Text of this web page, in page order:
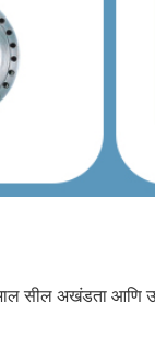
सील अखंडता आणि